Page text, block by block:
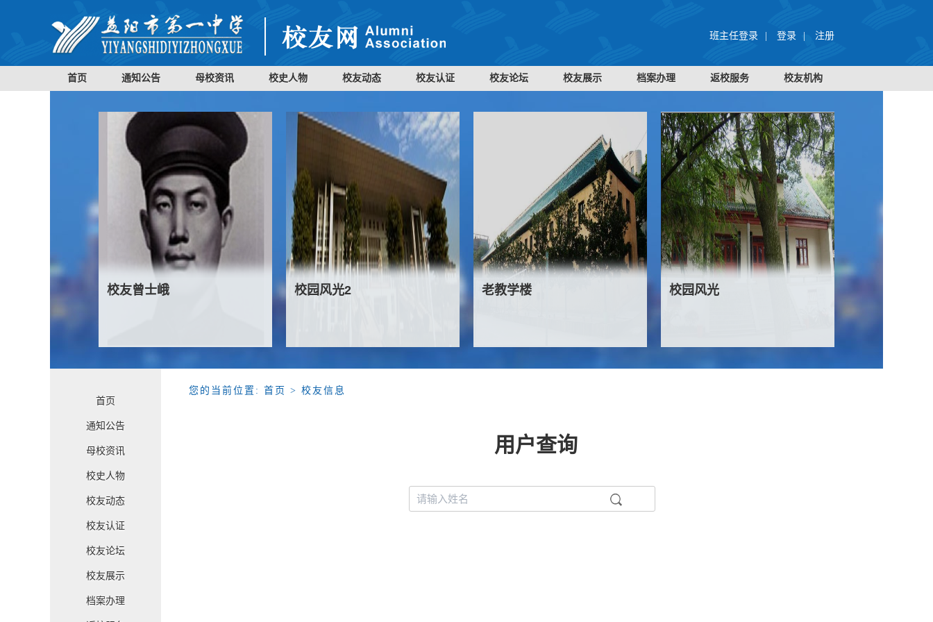
班主任登录 登录 注册
首页 通知公告 母校资讯 校史人物 校友动态 校友认证 校友论坛 校友展示 档案办理 返校服务 校友机构
校友曾士峨 校园风光2 老教学楼 校园风光
首页
通知公告
母校资讯
校史人物
校友动态
校友认证
校友论坛
校友展示
档案办理
您的当前位置: 首页 > 校友信息
用户查询